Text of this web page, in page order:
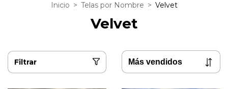
Inicio > Telas por Nombre > Velvet
Velvet
Filtrar